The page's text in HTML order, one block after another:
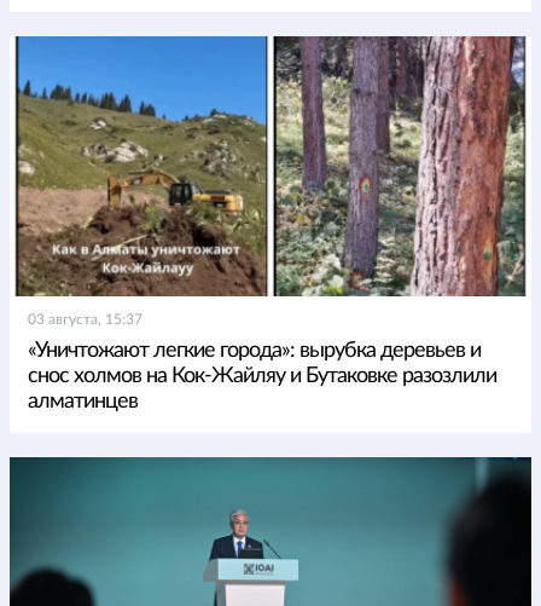
03 августа, 15:37
«Уничтожают легкие города»: вырубка деревьев и
снос холмов на Кок-Жайляу и Бутаковке разозлили
алматинцев